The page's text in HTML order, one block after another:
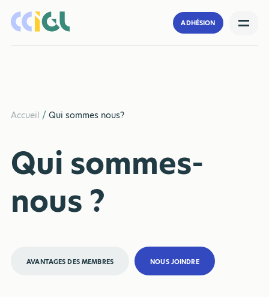
ADHÉSION
Accueil / Qui sommes nous?
Qui sommes-
nous ?
AVANTAGES DES MEMBRES NOUS JOINDRE